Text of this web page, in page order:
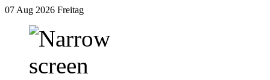
07 Aug 2026 Freitag